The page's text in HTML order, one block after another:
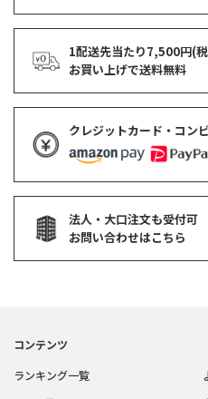
1配送先当たり7,500円(
お買い上げで送料無料
クレジットカード・コン
法人・大口注文も受付可
お問い合わせはこちら
コンテンツ
ランキング一覧